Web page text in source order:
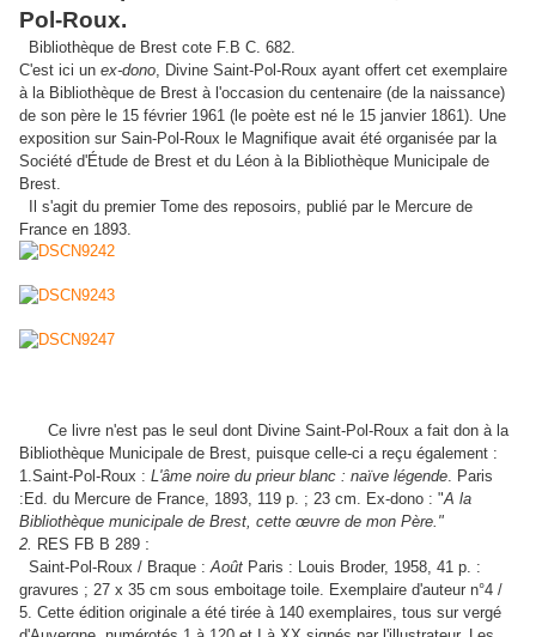
Pol-Roux.
Bibliothèque de Brest cote F.B C. 682.
C'est ici un ex-dono, Divine Saint-Pol-Roux ayant offert cet exemplaire
à la Bibliothèque de Brest à l'occasion du centenaire (de la naissance)
de son père le 15 février 1961 (le poète est né le 15 janvier 1861). Une
exposition sur Sain-Pol-Roux le Magnifique avait été organisée par la
Société d'Étude de Brest et du Léon à la Bibliothèque Municipale de
Brest.
Il s'agit du premier Tome des reposoirs, publié par le Mercure de
France en 1893.
Ce livre n'est pas le seul dont Divine Saint-Pol-Roux a fait don à la
Bibliothèque Municipale de Brest, puisque celle-ci a reçu également :
1.Saint-Pol-Roux : L'âme noire du prieur blanc : naïve légende. Paris
:Ed. du Mercure de France, 1893, 119 p. ; 23 cm. Ex-dono : "A la
Bibliothèque municipale de Brest, cette œuvre de mon Père."
2. RES FB B 289 :
Saint-Pol-Roux / Braque :Août Paris : Louis Broder, 1958, 41 p. :
gravures ; 27 x 35 cm sous emboitage toile. Exemplaire d'auteur n°4 /
5. Cette édition originale a été tirée à 140 exemplaires, tous sur vergé